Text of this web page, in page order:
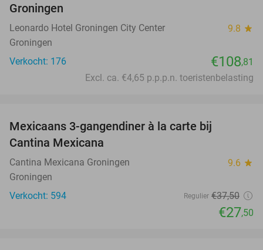
Groningen
Leonardo Hotel Groningen City Center 9.8 star
Groningen
Verkocht: 176
€108,81
Excl. ca. €4,65 p.p.p.n. toeristenbelasting
Mexicaans 3-gangendiner à la carte bij
Cantina Mexicana
Cantina Mexicana Groningen 9.6 star
Groningen
Verkocht: 594
Regulier €37,50
€27,50